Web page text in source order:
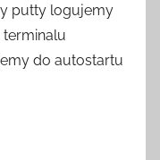
putty logujemy
terminalu
do autostartu